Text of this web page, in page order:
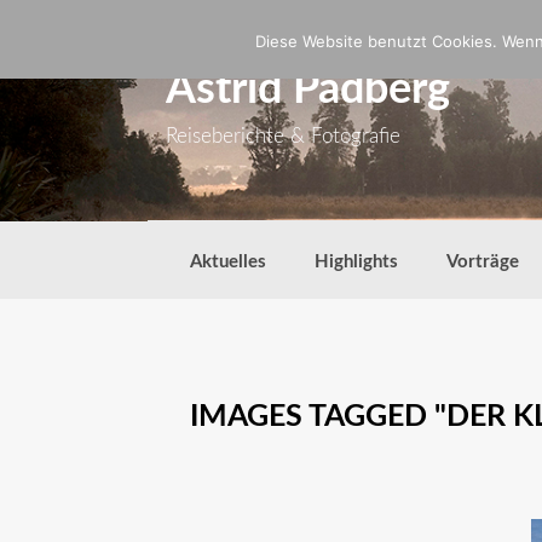
Astrid Padberg
Reiseberichte & Fotografie
Aktuelles Highlights Vorträge
IMAGES TAGGED "DER
Diese Website benutzt Cookies.